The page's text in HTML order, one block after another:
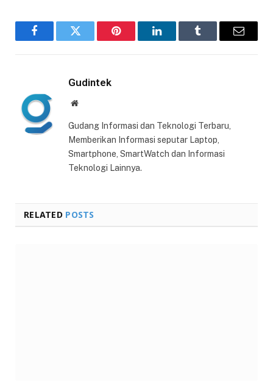
FacebookTwitter Pinterest LinkedInTumblr Email
Gudintek
Website
Gudang Informasi dan Teknologi Terbaru,
Memberikan Informasi seputar Laptop,
Smartphone, SmartWatch dan Informasi
Teknologi Lainnya.
RELATED POSTS